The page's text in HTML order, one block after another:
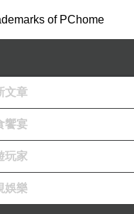
堂說話課》
輕鬆說出一朵花。
擁有更多機會。
說話」開始！
度！會說話的女
大門！
建議，該怎麼回
關係？
退貨的顧客，服裝
of PChome
文章
饗宴
玩家
娛樂